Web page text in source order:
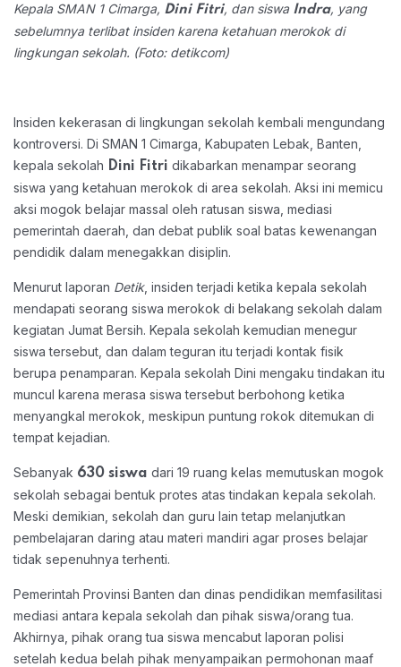
Kepala SMAN 1 Cimarga, Dini Fitri, dan siswa Indra, yang
sebelumnya terlibat insiden karena ketahuan merokok di
lingkungan sekolah. (Foto: detikcom)
Insiden kekerasan di lingkungan sekolah kembali mengundang
kontroversi. Di SMAN 1 Cimarga, Kabupaten Lebak, Banten,
kepala sekolah Dini Fitri dikabarkan menampar seorang
siswa yang ketahuan merokok di area sekolah. Aksi ini memicu
aksi mogok belajar massal oleh ratusan siswa, mediasi
pemerintah daerah, dan debat publik soal batas kewenangan
pendidik dalam menegakkan disiplin.
Menurut laporan Detik, insiden terjadi ketika kepala sekolah
mendapati seorang siswa merokok di belakang sekolah dalam
kegiatan Jumat Bersih. Kepala sekolah kemudian menegur
siswa tersebut, dan dalam teguran itu terjadi kontak fisik
berupa penamparan. Kepala sekolah Dini mengaku tindakan itu
muncul karena merasa siswa tersebut berbohong ketika
menyangkal merokok, meskipun puntung rokok ditemukan di
tempat kejadian.
Sebanyak 630 siswa dari 19 ruang kelas memutuskan mogok
sekolah sebagai bentuk protes atas tindakan kepala sekolah.
Meski demikian, sekolah dan guru lain tetap melanjutkan
pembelajaran daring atau materi mandiri agar proses belajar
tidak sepenuhnya terhenti.
Pemerintah Provinsi Banten dan dinas pendidikan memfasilitasi
mediasi antara kepala sekolah dan pihak siswa/orang tua.
Akhirnya, pihak orang tua siswa mencabut laporan polisi
setelah kedua belah pihak menyampaikan permohonan maaf